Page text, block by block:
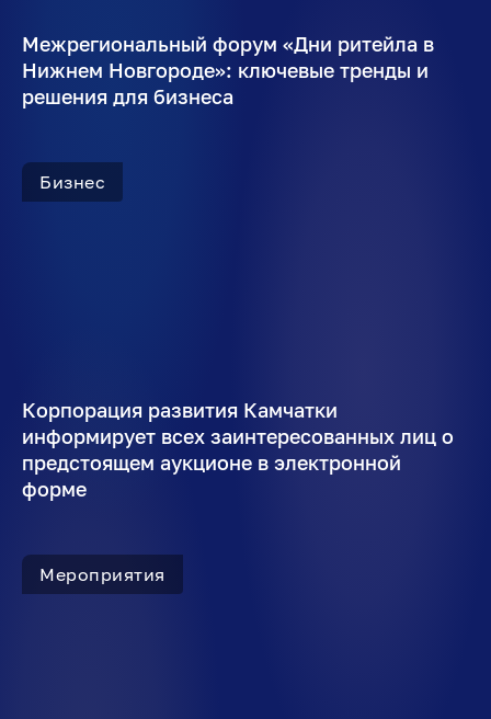
Межрегиональный форум «Дни ритейла в
Нижнем Новгороде»: ключевые тренды и
решения для бизнеса
Бизнес
Корпорация развития Камчатки
информирует всех заинтересованных лиц о
предстоящем аукционе в электронной
форме
Мероприятия